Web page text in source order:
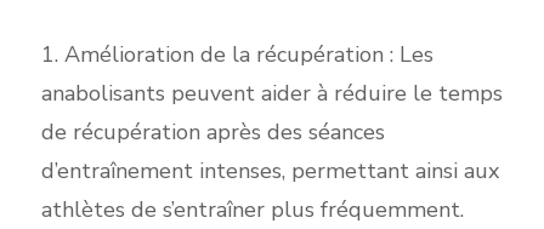
Amélioration de la récupération : Les
anabolisants peuvent aider à réduire le temps
de récupération après des séances
d’entraînement intenses, permettant ainsi aux
athlètes de s’entraîner plus fréquemment.